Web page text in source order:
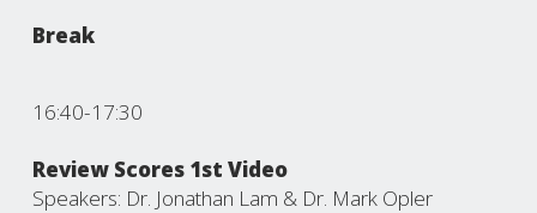
Break
16:40-17:30
Review Scores 1st Video
Speakers: Dr. Jonathan Lam & Dr. Mark Opler